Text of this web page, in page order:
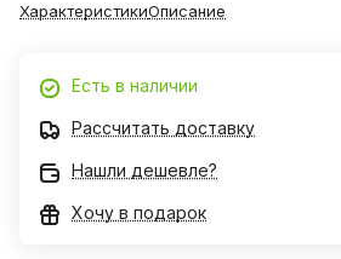
ХарактеристикиОписание
Есть в наличии
Рассчитать доставку
Нашли дешевле?
Хочу в подарок